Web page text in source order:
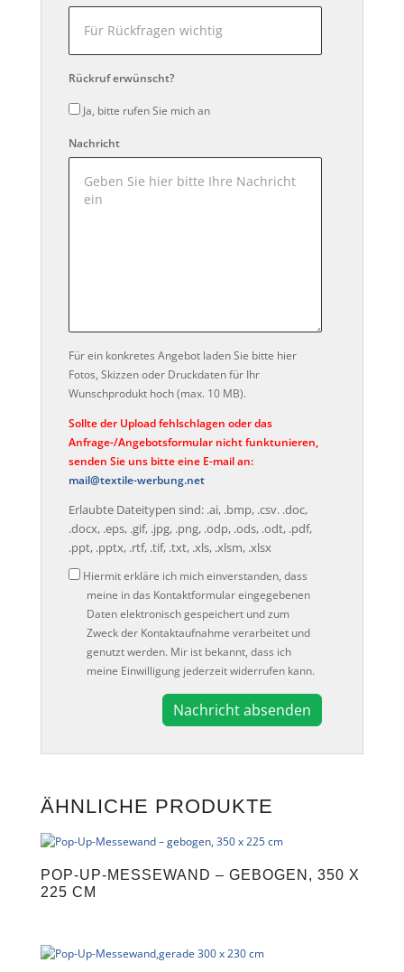
Rückruf erwünscht?
Ja, bitte rufen Sie mich an
Nachricht
Für ein konkretes Angebot laden Sie bitte hier
Fotos, Skizzen oder Druckdaten für Ihr
Wunschprodukt hoch (max. 10 MB).
Sollte der Upload fehlschlagen oder das
Anfrage-/Angebotsformular nicht funktunieren,
senden Sie uns bitte eine E-mail an:
mail@textile-werbung.net
Erlaubte Dateitypen sind: .ai, .bmp, .csv. .doc,
.docx, .eps, .gif, .jpg, .png, .odp, .ods, .odt, .pdf,
.ppt, .pptx, .rtf, .tif, .txt, .xls, .xlsm, .xlsx
Datenschutz
Hiermit erkläre ich mich einverstanden, dass
meine in das Kontaktformular eingegebenen
Daten elektronisch gespeichert und zum
Zweck der Kontaktaufnahme verarbeitet und
genutzt werden. Mir ist bekannt, dass ich
meine Einwilligung jederzeit widerrufen kann.
l
r
a
t
ÄHNLICHE PRODUKTE
POP-UP-MESSEWAND – GEBOGEN, 350 X
225 CM